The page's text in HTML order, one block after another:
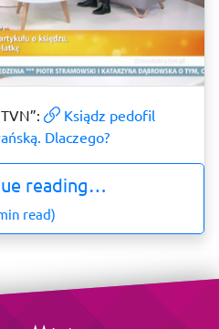
Ksiądz pedofil
Dlaczego?
reading…
read)